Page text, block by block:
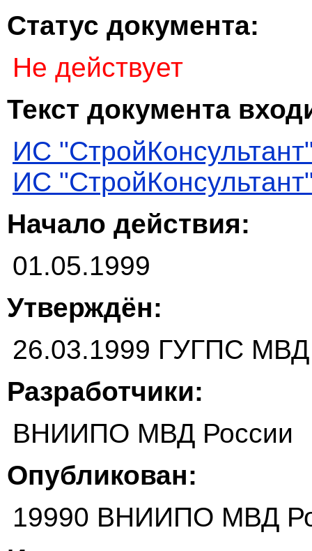
Статус документа:
Не действует
Текст документа
ИС
ИС
Начало действия:
01.05.1999
Утверждён:
26.03.1999 ГУГПС МВД
Разработчики:
ВНИИПО МВД России
Опубликован:
19990 ВНИИПО МВД